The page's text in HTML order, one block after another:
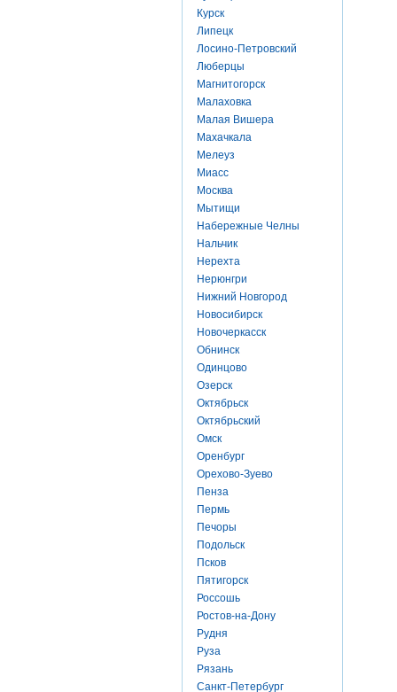
Курск
Липецк
Лосино-Петровский
Люберцы
Магнитогорск
Малаховка
Малая Вишера
Махачкала
Мелеуз
Миасс
Москва
Мытищи
Набережные Челны
Нальчик
Нерехта
Нерюнгри
Нижний Новгород
Новосибирск
Новочеркасск
Обнинск
Одинцово
Озерск
Октябрьск
Октябрьский
Омск
Оренбург
Орехово-Зуево
Пенза
Пермь
Печоры
Подольск
Псков
Пятигорск
Россошь
Ростов-на-Дону
Рудня
Руза
Рязань
Санкт-Петербург